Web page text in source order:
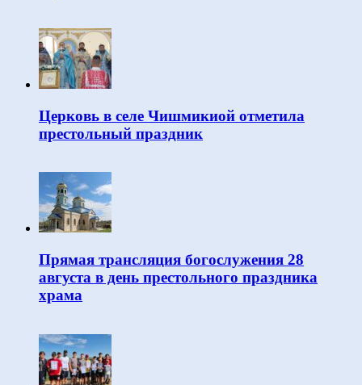
Церковь в селе Чишмикиой отметила
престольный праздник
Прямая трансляция богослужения 28
августа в день престольного праздника
храма